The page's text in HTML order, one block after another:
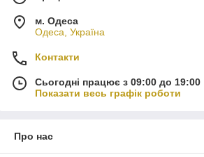
м. Одеса
Одеса, Україна
Контакти
Сьогодні працює з 09:00 до 19:00
Показати весь графік роботи
Про нас